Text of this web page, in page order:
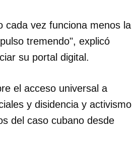
sesión con tu
cada vez funciona menos la
tremendo", explicó
su portal digital.
el acceso universal a
y disidencia y activismo
del caso cubano desde